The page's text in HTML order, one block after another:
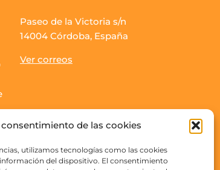
de las cookies
utilizamos tecnologías como las cookies
del dispositivo. El consentimiento
Paseo de la Victoria s/n
14004 Córdoba, España
Ver correos